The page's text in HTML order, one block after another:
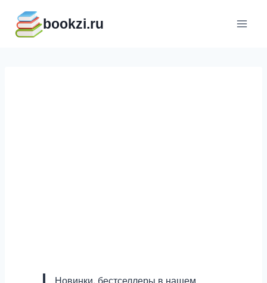
содержимому
bookzi.ru
Новинки, бестселлеры в нашем